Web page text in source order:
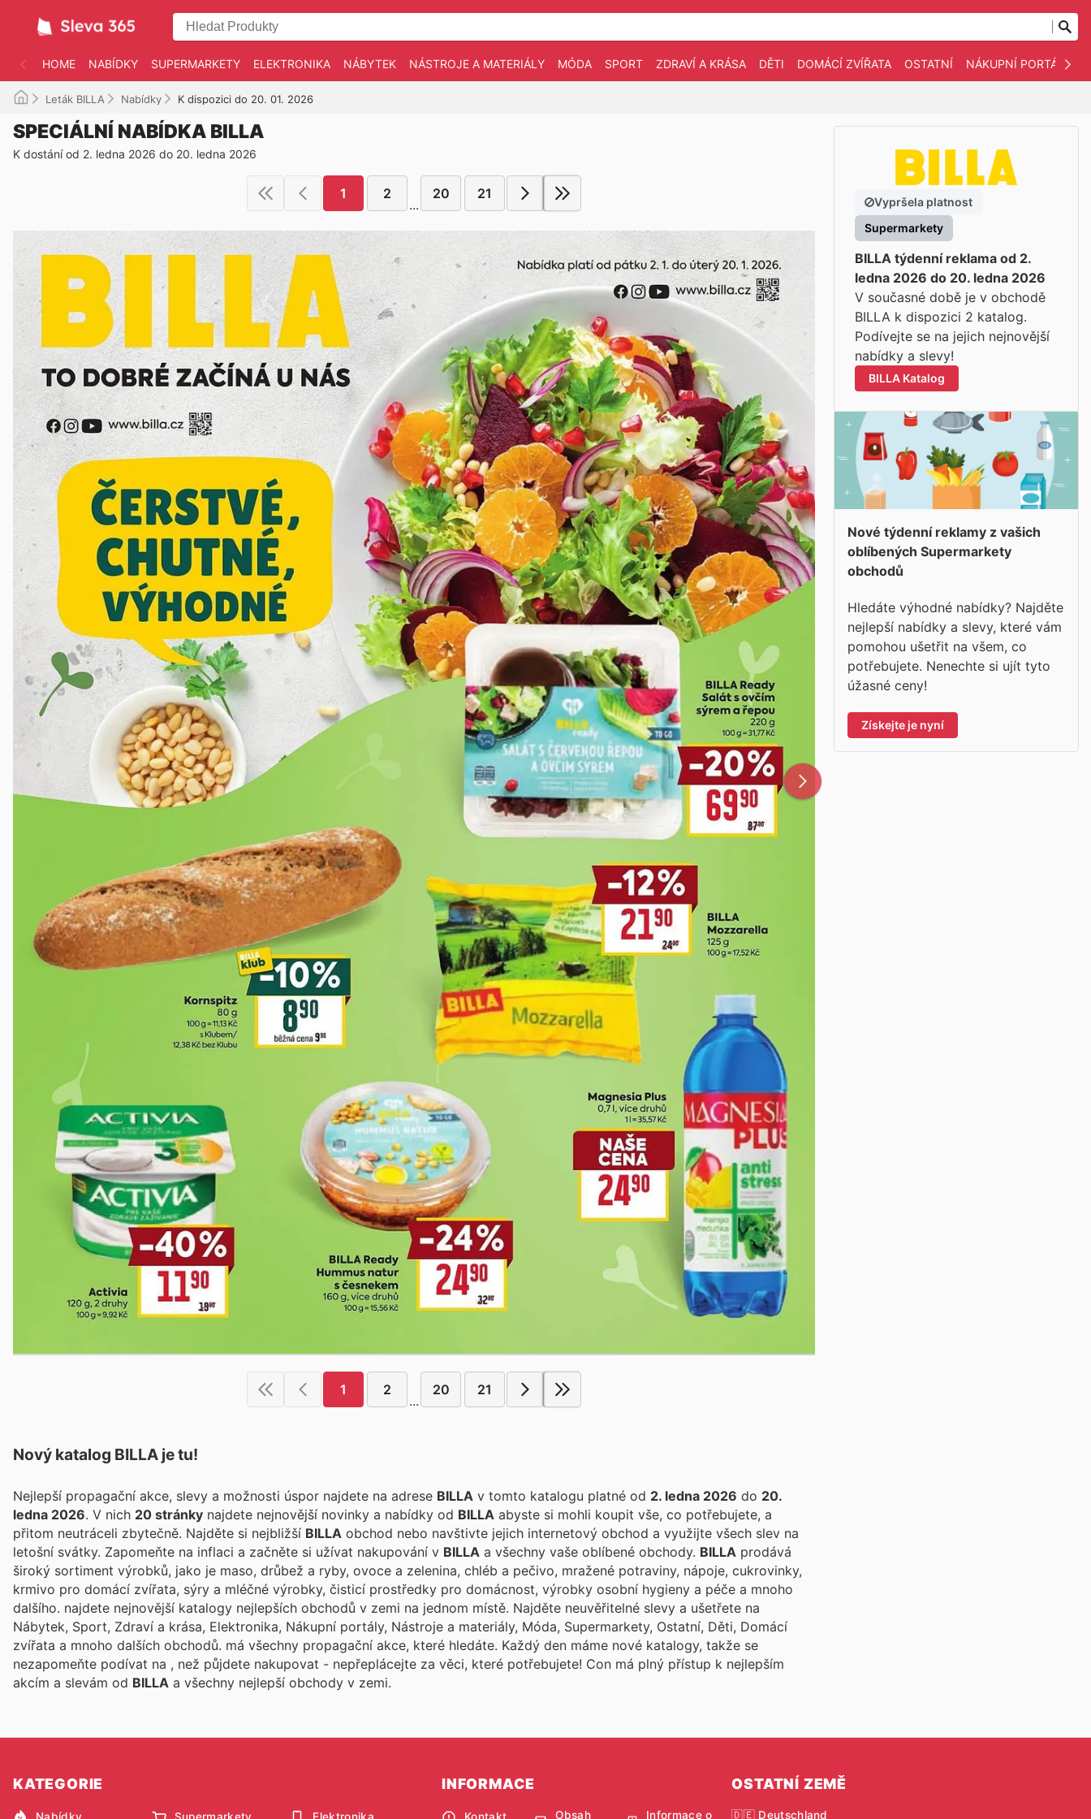
HOME NABÍDKY SUPERMARKETY ELEKTRONIKA NÁBYTEK NÁSTROJE A MATERIÁLY MÓDA SPORT ZDRAVÍ A KRÁSA DĚTI DOMÁCÍ ZVÍŘATA OSTATNÍ NÁKUPNÍ PORTÁLY
Leták BILLA Nabídky K dispozici do 20. 01. 2026
SPECIÁLNÍ NABÍDKA BILLA
K dostání od 2. ledna 2026 do 20. ledna 2026
1 2
...
20 21
1 2
...
20 21
Nový katalog BILLA je tu!
Nejlepší propagační akce, slevy a možnosti úspor najdete na adrese BILLA v tomto katalogu platné od 2. ledna 2026 do 20.
ledna 2026 . V nich 20 stránky najdete nejnovější novinky a nabídky od BILLA abyste si mohli koupit vše, co potřebujete, a
přitom neutráceli zbytečně. Najděte si nejbližší BILLA obchod nebo navštivte jejich internetový obchod a využijte všech slev na
letošní svátky. Zapomeňte na inflaci a začněte si užívat nakupování v BILLA a všechny vaše oblíbené obchody. BILLA prodává
široký sortiment výrobků, jako je maso, drůbež a ryby, ovoce a zelenina, chléb a pečivo, mražené potraviny, nápoje, cukrovinky,
krmivo pro domácí zvířata, sýry a mléčné výrobky, čisticí prostředky pro domácnost, výrobky osobní hygieny a péče a mnoho
dalšího. najdete nejnovější katalogy nejlepších obchodů v zemi na jednom místě. Najděte neuvěřitelné slevy a ušetřete na
Nábytek, Sport, Zdraví a krása, Elektronika, Nákupní portály, Nástroje a materiály, Móda, Supermarkety, Ostatní, Děti, Domácí
zvířata a mnoho dalších obchodů. má všechny propagační akce, které hledáte. Každý den máme nové katalogy, takže se
nezapomeňte podívat na , než půjdete nakupovat - nepřeplácejte za věci, které potřebujete! Con má plný přístup k nejlepším
akcím a slevám od BILLA a všechny nejlepší obchody v zemi.
Vypršela platnost
Supermarkety
BILLA týdenní reklama od 2.
ledna 2026 do 20. ledna 2026
V současné době je v obchodě
BILLA k dispozici 2 katalog.
Podívejte se na jejich nejnovější
nabídky a slevy!
BILLA Katalog
Nové týdenní reklamy z vašich
oblíbených Supermarkety
obchodů
Hledáte výhodné nabídky? Najděte
nejlepší nabídky a slevy, které vám
pomohou ušetřit na všem, co
potřebujete. Nenechte si ujít tyto
úžasné ceny!
Získejte je nyní
KATEGORIE INFORMACE
Obsah
Informace o
OSTATNÍ ZEMĚ
🇩🇪 Deutschland